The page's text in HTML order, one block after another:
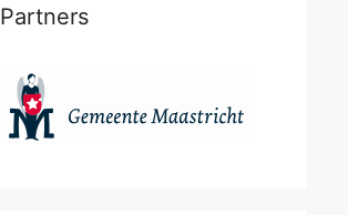
Partners